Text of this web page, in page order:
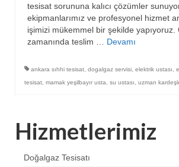
tesisat sorununa kalıcı çözümler
ekipmanlarımız ve profesyonel hizmet
işimizi mükemmel bir şekilde yapıyoruz.
zamanında teslim … Devamı
ankara sıhhi tesisat dogalgaz servisi elektrik ustası
tesisat mamak yeşilbayır usta su ustası uzman
Hizmetlerimiz
Doğalgaz Tesisatı